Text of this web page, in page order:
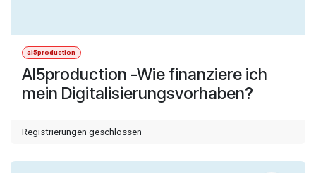
ai5production
AI5production -Wie finanziere ich
mein Digitalisierungsvorhaben?
Registrierungen geschlossen